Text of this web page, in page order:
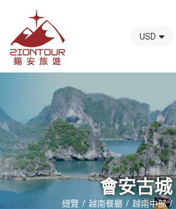
越
安
國
際
旅
行
社
USD
會安古城
總覽 越南餐廳 越南中部